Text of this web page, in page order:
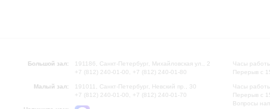
Большой зал:
191186, Санкт-Петербург, Михайловская ул., 2
+7 (812) 240-01-00, +7 (812) 240-01-80
Малый зал:
191011, Санкт-Петербург, Невский пр., 30
+7 (812) 240-01-00, +7 (812) 240-01-70
Часы
Перерыв с
Часы
Перерыв с
Вопросы